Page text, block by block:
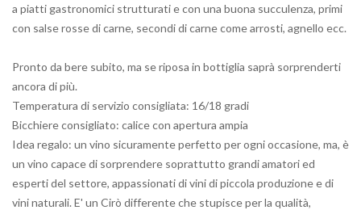
a piatti gastronomici strutturati e con una buona succulenza, primi
con salse rosse di carne, secondi di carne come arrosti, agnello ecc.
Pronto da bere subito, ma se riposa in bottiglia saprà sorprenderti
ancora di più.
Temperatura di servizio consigliata: 16/18 gradi
Bicchiere consigliato: calice con apertura ampia
Idea regalo: un vino sicuramente perfetto per ogni occasione, ma, è
un vino capace di sorprendere soprattutto grandi amatori ed
esperti del settore, appassionati di vini di piccola produzione e di
vini naturali. E' un Cirò differente che stupisce per la qualità,